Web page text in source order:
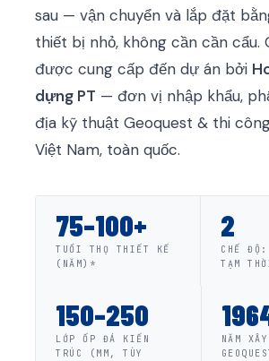
sau — vận chuyển và lắp đặt
thiết bị nhỏ, không cần cần cẩu.
được cung cấp đến dự án bởi
dựng PT — đơn vị nhập khẩu,
địa kỹ thuật Geoquest & thi
Việt Nam, toàn quốc.
75–100+
TUỔI THỌ THIẾT KẾ
(NĂM)*
2
CHẾ
TẠM
150–250
LỚP ỐP ĐÁ KIẾN
TRÚC (MM, TÙY
NĂM